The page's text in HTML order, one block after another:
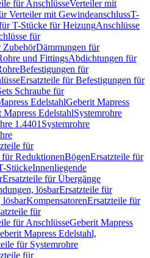
für AnschlüsseVerteiler mit
Verteiler mit GewindeanschlussT-
T-Stücke für HeizungAnschlüsse
für
ZubehörDämmungen für
und FittingsAbdichtungen für
Befestigungen für
Ersatzteile für Befestigungen für
Schraube für
EdelstahlGeberit Mapress
EdelstahlSystemrohre
1.4401 Systemrohre
für
für ReduktionenBögenErsatzteile für
StückeInnenliegende
Ersatzteile für Übergänge
lösbarErsatzteile für
lösbarKompensatorenErsatzteile für
für
für AnschlüsseGeberit Mapress
Mapress Edelstahl,
für Systemrohre
für